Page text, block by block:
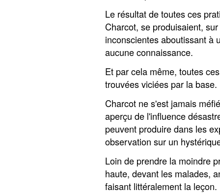
Le résultat de toutes ces
Charcot, se produisaient,
inconscientes aboutissant à
aucune connaissance.
Et par cela même, toutes
trouvées viciées par la base.
Charcot ne s'est jamais
aperçu de l'influence
peuvent produire dans les
observation sur un
Loin de prendre la moindre
haute, devant les malades,
faisant littéralement la leçon.